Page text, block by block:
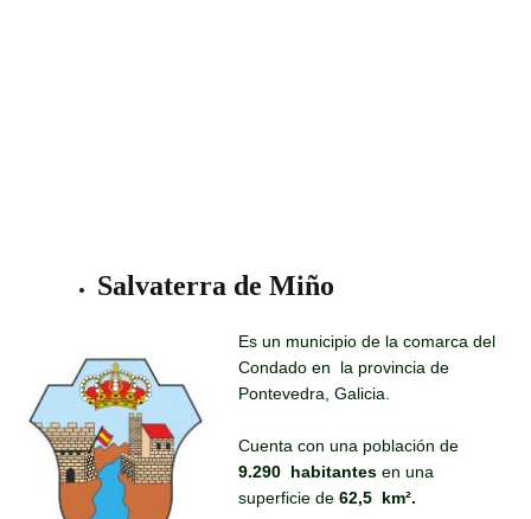
Salvaterra de Miño
Es un municipio de la comarca del
Condado en la provincia de
Pontevedra, Galicia.
Cuenta con una población de
9.290 habitantes en una
superficie de 62,5 km².